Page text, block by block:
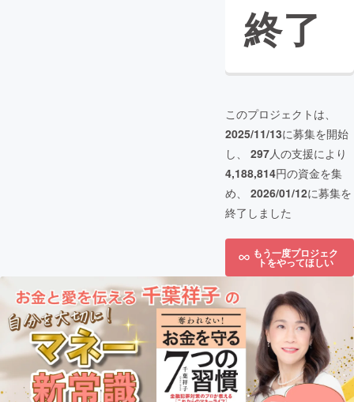
終了
このプロジェクトは、
2025/11/13に募集を開始
し、 297人の支援により
4,188,814円の資金を集
め、 2026/01/12に募集を
終了しました
もう一度プロジェク
トをやってほしい